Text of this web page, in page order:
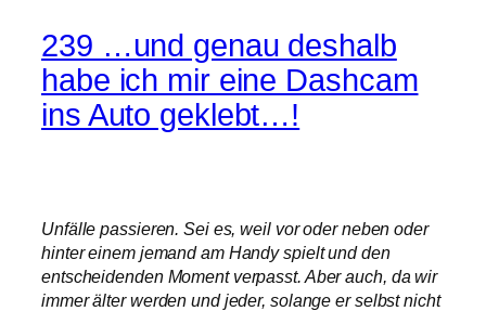
239 …und genau deshalb
habe ich mir eine Dashcam
ins Auto geklebt…!
Unfälle passieren. Sei es, weil vor oder neben oder
hinter einem jemand am Handy spielt und den
entscheidenden Moment verpasst. Aber auch, da wir
immer älter werden und jeder, solange er selbst nicht